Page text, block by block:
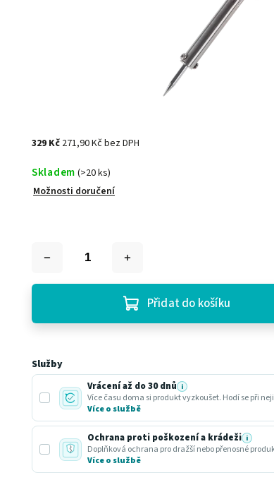
329 Kč 271,90 Kč bez DPH
Skladem (>20 ks)
Možnosti doručení
Přidat do košíku
Služby
Vrácení až do 30 dnů i
Více času doma si produkt vyzkoušet. Hodí se při
Více o službě
Ochrana proti poškození a krádeži i
Doplňková ochrana pro dražší nebo přenosné
Více o službě